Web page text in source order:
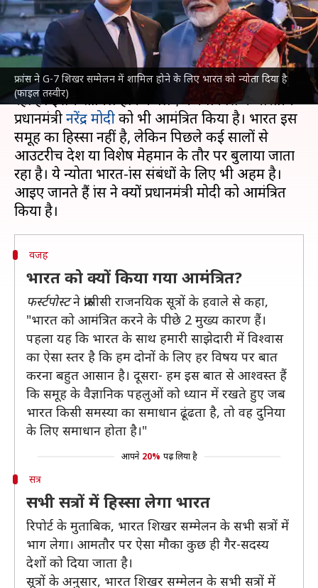
फ्रांस ने G-7 शिखर सम्मेलन में शामिल होने के लिए भारत को न्योता दिया है
(फाइल तस्वीर)
लेखन आबिद खान Jun 12, 2026 07:01 pm
क्या है खबर?
फ्रांसमें अगले हफ्ते G-7 देशों का शिखर सम्मेलन होने जा
रहा है। इसमें शामिल होने के लिए मेजबान फ्रांस ने भारतीय
प्रधानमंत्रीनरेंद्र मोदीको भी आमंत्रित किया है। भारत इस
समूह का हिस्सा नहीं है, लेकिन पिछले कई सालों से
आउटरीच देश या विशेष मेहमान के तौर पर बुलाया जाता
रहा है। ये न्योता भारत-फ्रांस संबंधों के लिए भी अहम है।
आइए जानते हैं फ्रांस ने क्यों प्रधानमंत्री मोदी को आमंत्रित
वजह
भारत को क्यों किया गया आमंत्रित?
फर्स्टपोस्टने फ्रांसीसी राजनयिक सूत्रों के हवाले से कहा,
"भारत को आमंत्रित करने के पीछे 2 मुख्य कारण हैं।
पहला यह कि भारत के साथ हमारी साझेदारी में विश्वास
का ऐसा स्तर है कि हम दोनों के लिए हर विषय पर बात
करना बहुत आसान है। दूसरा- हम इस बात से आश्वस्त हैं
कि समूह के वैज्ञानिक पहलुओं को ध्यान में रखते हुए जब
भारत किसी समस्या का समाधान ढूंढता है, तो वह दुनिया
के लिए समाधान होता है।"
आपने 20% पढ़ लिया है
सत्र
सभी सत्रों में हिस्सा लेगा भारत
रिपोर्ट के मुताबिक, भारत शिखर सम्मेलन के सभी सत्रों में
भाग लेगा। आमतौर पर ऐसा मौका कुछ ही गैर-सदस्य
देशों को दिया जाता है।
सूत्रों के अनुसार, भारत शिखर सम्मेलन के सभी सत्रों में